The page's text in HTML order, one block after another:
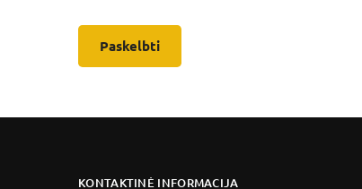
KONTAKTINĖ INFORMACIJA